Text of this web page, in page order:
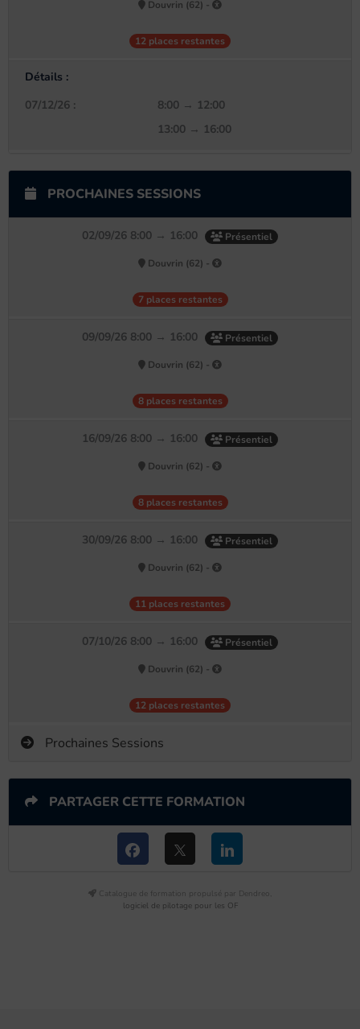
Douvrin (62) -
12 places restantes
Détails :
07/12/26 :
8:00 → 12:00
13:00 → 16:00
PROCHAINES SESSIONS
02/09/26 8:00 → 16:00 Présentiel
Douvrin (62) -
7 places restantes
09/09/26 8:00 → 16:00 Présentiel
Douvrin (62) -
8 places restantes
16/09/26 8:00 → 16:00 Présentiel
Douvrin (62) -
8 places restantes
30/09/26 8:00 → 16:00 Présentiel
Douvrin (62) -
11 places restantes
07/10/26 8:00 → 16:00 Présentiel
Douvrin (62) -
12 places restantes
Prochaines Sessions
PARTAGER CETTE FORMATION
Catalogue de formation propulsé par Dendreo,
logiciel de pilotage pour les OF